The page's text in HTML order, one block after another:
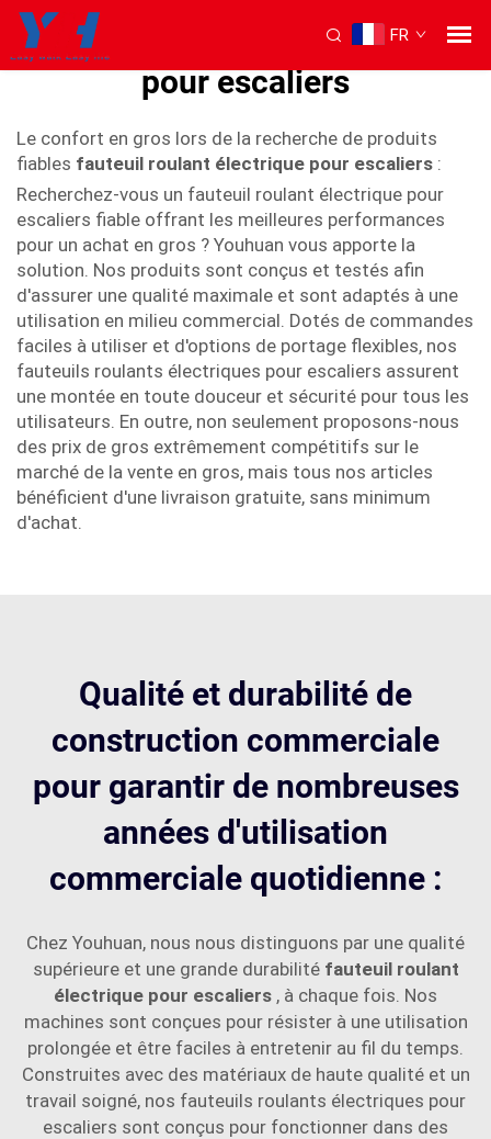
FR
Fauteuil roulant électrique
pour escaliers
Le confort en gros lors de la recherche de produits
fiables fauteuil roulant électrique pour escaliers :
Recherchez-vous un fauteuil roulant électrique pour
escaliers fiable offrant les meilleures performances
pour un achat en gros ? Youhuan vous apporte la
solution. Nos produits sont conçus et testés afin
d'assurer une qualité maximale et sont adaptés à une
utilisation en milieu commercial. Dotés de commandes
faciles à utiliser et d'options de portage flexibles, nos
fauteuils roulants électriques pour escaliers assurent
une montée en toute douceur et sécurité pour tous les
utilisateurs. En outre, non seulement proposons-nous
des prix de gros extrêmement compétitifs sur le
marché de la vente en gros, mais tous nos articles
bénéficient d'une livraison gratuite, sans minimum
d'achat.
Qualité et durabilité de
construction commerciale
pour garantir de nombreuses
années d'utilisation
commerciale quotidienne :
Chez Youhuan, nous nous distinguons par une qualité
supérieure et une grande durabilité fauteuil roulant
électrique pour escaliers , à chaque fois. Nos
machines sont conçues pour résister à une utilisation
prolongée et être faciles à entretenir au fil du temps.
Construites avec des matériaux de haute qualité et un
travail soigné, nos fauteuils roulants électriques pour
escaliers sont conçus pour fonctionner dans des